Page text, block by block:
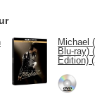
Michael
Blu-ray)
Edition)